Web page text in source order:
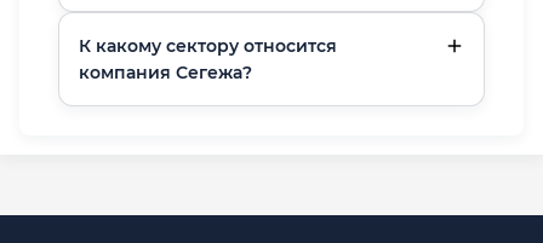
К какому сектору относится
компания Сегежа?